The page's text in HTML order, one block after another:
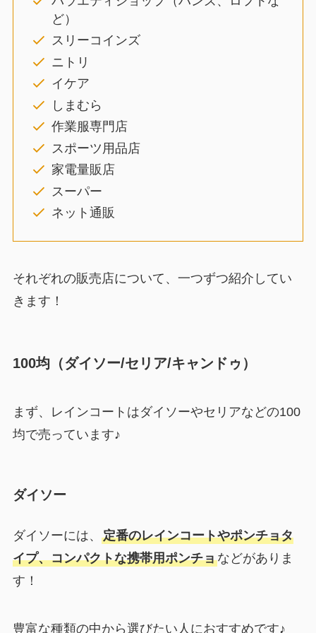
ど）
スリーコインズ
ニトリ
イケア
しまむら
作業服専門店
スポーツ用品店
家電量販店
スーパー
ネット通販
それぞれの販売店について、一つずつ紹介してい
きます！
100均（ダイソー/セリア/キャンドゥ）
まず、レインコートはダイソーやセリアなどの100
均で売っています♪
ダイソー
ダイソーには、 定番のレインコートやポンチョタ
イプ、コンパクトな携帯用ポンチョなどがありま
す！
豊富な種類の中から選びたい人におすすめです♪